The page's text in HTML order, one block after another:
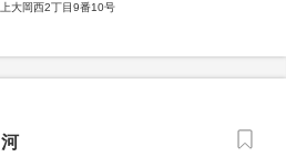
大岡西2丁目9番10号